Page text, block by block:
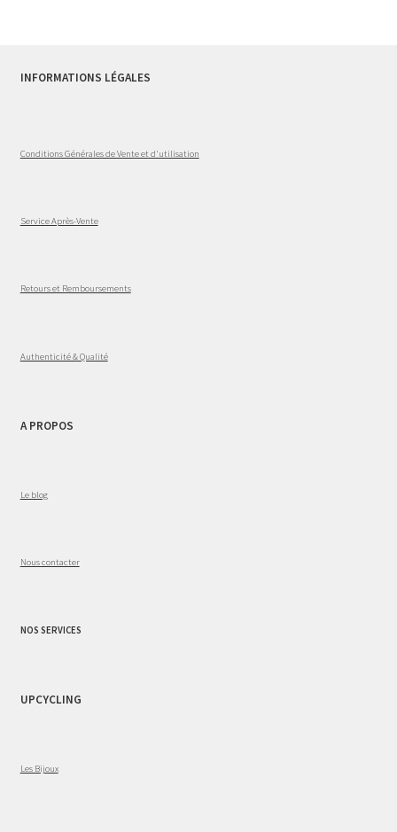
INFORMATIONS LÉGALES
Conditions Générales de Vente et d'utilisation
Service Après-Vente
Retours et Remboursements
Authenticité & Qualité
A PROPOS
Le blog
Nous contacter
NOS SERVICES
UPCYCLING
Les Bijoux